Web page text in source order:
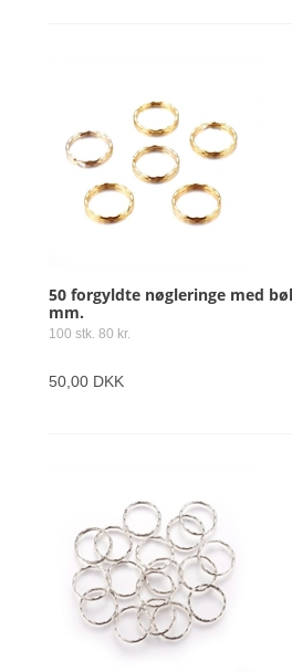
50 forgyldte nøgleringe med
mm.
100 stk. 80 kr.
50,00 DKK